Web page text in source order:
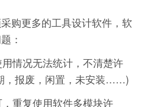
购更多的工具设计软件，软
：
情况无法统计，不清楚许
，报废，闲置，未安装……)
重复使用软件多模块许